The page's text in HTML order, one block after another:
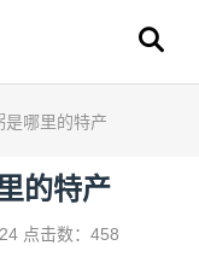
是哪里的特产
的特产
点击数：458